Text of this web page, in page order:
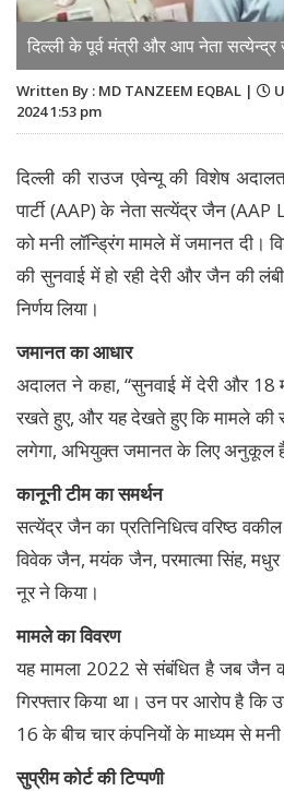
दिल्ली के पूर्व मंत्री और आप नेता
Written By : MD TANZEEM EQBAL |
2024 1:53 pm
दिल्ली की राउज एवेन्यू की विशेष
पार्टी (AAP) के नेता सत्येंद्र जैन
को मनी लॉन्ड्रिंग मामले में जमानत दी।
की सुनवाई में हो रही देरी और जैन की
निर्णय लिया।
जमानत का आधार
अदालत ने कहा, “सुनवाई में देरी और 18
रखते हुए, और यह देखते हुए कि मामले की
लगेगा, अभियुक्त जमानत के लिए अनुकूल
कानूनी टीम का समर्थन
सत्येंद्र जैन का प्रतिनिधित्व वरिष्ठ
विवेक जैन, मयंक जैन, परमात्मा सिंह,
नूर ने किया।
मामले का विवरण
यह मामला 2022 से संबंधित है जब जैन
गिरफ्तार किया था। उन पर आरोप है
16 के बीच चार कंपनियों के माध्यम से मनी
सुप्रीम कोर्ट की टिप्पणी